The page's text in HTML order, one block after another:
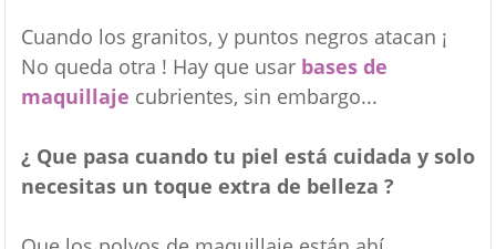
Cuando los granitos, y puntos negros atacan ¡
No queda otra ! Hay que usar bases de
maquillaje cubrientes, sin embargo...
¿ Que pasa cuando tu piel está cuidada y solo
necesitas un toque extra de belleza ?